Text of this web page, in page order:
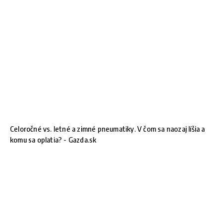
Celoročné vs. letné a zimné pneumatiky. V čom sa naozaj líšia a
komu sa oplatia? - Gazda.sk